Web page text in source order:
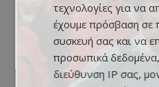
τεχνολογίες για να
έχουμε πρόσβαση σε
συσκευή σας και να
προσωπικά
διεύθυνση IP σας,